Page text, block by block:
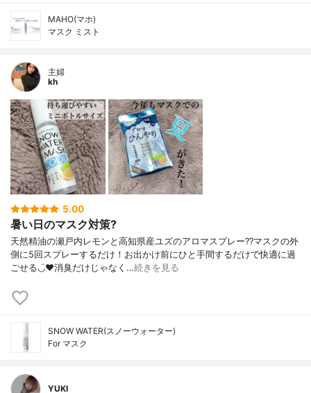
MAHO(マホ)
マスク ミスト
主婦
kh
5.00
暑い日のマスク対策?
天然精油の瀬戸内レモンと高知県産ユズのアロマスプレー??マスクの外
側に5回スプレーするだけ！お出かけ前にひと手間するだけで快適に過
ごせる◡̈♥︎消臭だけじゃなく…続きを見る
SNOW WATER(スノーウォーター)
For マスク
YUKI